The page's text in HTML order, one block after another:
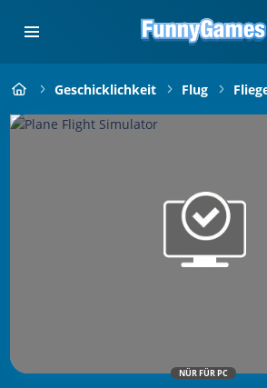
Geschicklichkeit Flug
NÜR FÜR PC